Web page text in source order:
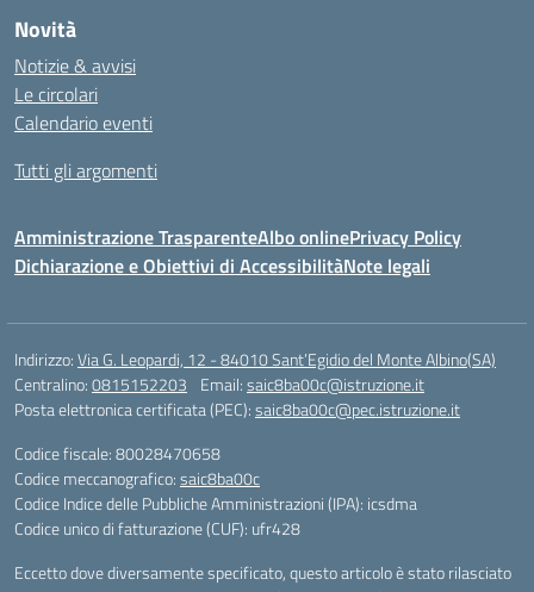
Novità
Notizie & avvisi
Le circolari
Calendario eventi
Tutti gli argomenti
Amministrazione TrasparenteAlbo onlinePrivacy Policy
Dichiarazione e Obiettivi di AccessibilitàNote legali
Indirizzo:Via G. Leopardi, 12 - 84010 Sant’Egidio del Monte Albino(SA)
Centralino:0815152203 Email:saic8ba00c@istruzione.it
Posta elettronica certificata (PEC):saic8ba00c@pec.istruzione.it
Codice fiscale: 80028470658
Codice meccanografico:saic8ba00c
Codice Indice delle Pubbliche Amministrazioni (IPA): icsdma
Codice unico di fatturazione (CUF): ufr428
Eccetto dove diversamente specificato, questo articolo è stato rilasciato